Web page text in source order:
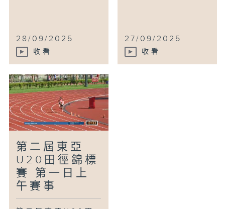
28/09/2025
收看
27/09/2025
收看
第二屆東亞
U20田徑錦標
賽 第一日上
午賽事